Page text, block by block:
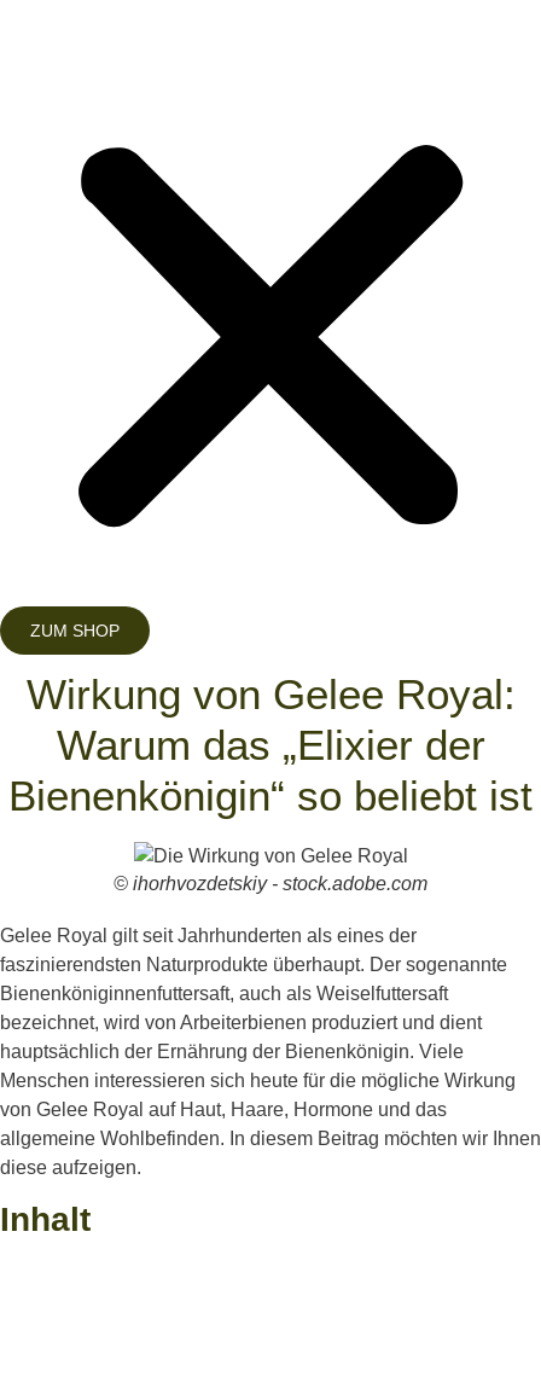
ZUM SHOP
Wirkung von Gelee Royal:
Warum das „Elixier der
Bienenkönigin“ so beliebt ist
© ihorhvozdetskiy - stock.adobe.com
Gelee Royal gilt seit Jahrhunderten als eines der
faszinierendsten Naturprodukte überhaupt. Der sogenannte
Bienenköniginnenfuttersaft, auch als Weiselfuttersaft
bezeichnet, wird von Arbeiterbienen produziert und dient
hauptsächlich der Ernährung der Bienenkönigin. Viele
Menschen interessieren sich heute für die mögliche Wirkung
von Gelee Royal auf Haut, Haare, Hormone und das
allgemeine Wohlbefinden. In diesem Beitrag möchten wir Ihnen
diese aufzeigen.
Inhalt